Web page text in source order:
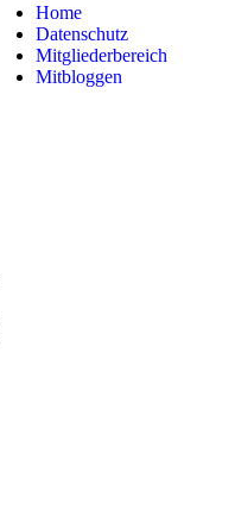
Home
Datenschutz
Mitgliederbereich
Mitbloggen